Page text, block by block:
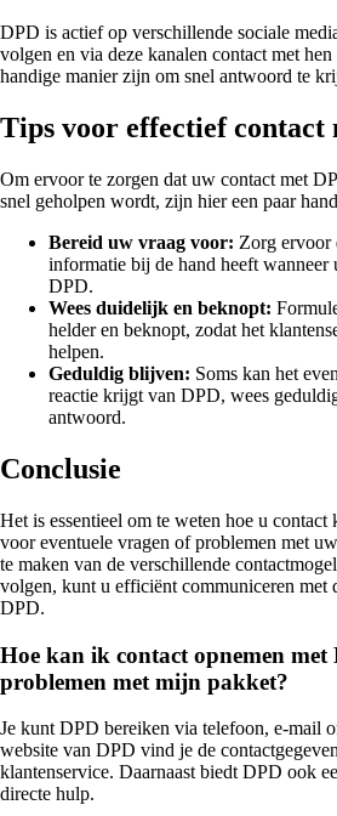
DPD is actief op verschillende sociale
volgen en via deze kanalen contact met
handige manier zijn om snel antwoord te
Tips voor effectief contact
Om ervoor te zorgen dat uw contact met
snel geholpen wordt, zijn hier een paar
Bereid uw vraag voor: Zorg ervoor
informatie bij de hand heeft wanneer
DPD.
Wees duidelijk en beknopt:
helder en beknopt, zodat het
helpen.
Geduldig blijven: Soms kan het
reactie krijgt van DPD, wees
antwoord.
Conclusie
Het is essentieel om te weten hoe u
voor eventuele vragen of problemen met
te maken van de verschillende
volgen, kunt u efficiënt communiceren met
DPD.
Hoe kan ik contact opnemen
problemen met mijn pakket?
Je kunt DPD bereiken via telefoon, e-mail
website van DPD vind je de
klantenservice. Daarnaast biedt DPD ook
directe hulp.